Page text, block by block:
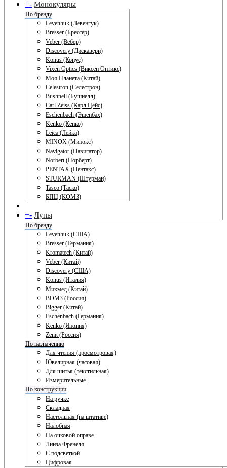
+- Монокуляры
По бренду
Levenhuk (Левенгук)
Bresser (Брессер)
Veber (Вебер)
Discovery (Дискавери)
Konus (Конус)
Vixen Optics (Виксен Оптикс)
Моя Планета (Китай)
Celestron (Селестрон)
Bushnell (Бушнелл)
Carl Zeiss (Карл Цейс)
Eschenbach (Эшенбах)
Kenko (Кенко)
Leica (Лейка)
MINOX (Минокс)
Navigator (Навигатор)
Norbert (Норберт)
PENTAX (Пентакс)
STURMAN (Штурман)
Tasco (Таско)
БПЦ (КОМЗ)
+- Лупы
По бренду
Levenhuk (США)
Bresser (Германия)
Kromatech (Китай)
Veber (Китай)
Discovery (США)
Konus (Италия)
Микмед (Китай)
ВОМЗ (Россия)
Bigger (Китай)
Eschenbach (Германия)
Kenko (Япония)
Zenit (Россия)
По назначению
Для чтения (просмотровая)
Ювелирная (часовая)
Для шитья (текстильная)
Измерительные
По конструкции
На ручке
Складная
Настольная (на штативе)
Налобная
На очковой оправе
Линза Френеля
С подсветкой
Цифровая